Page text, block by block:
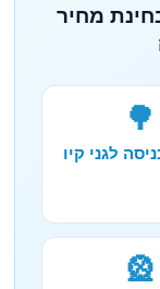
מחיר
🌳
לגני קיו
🎡